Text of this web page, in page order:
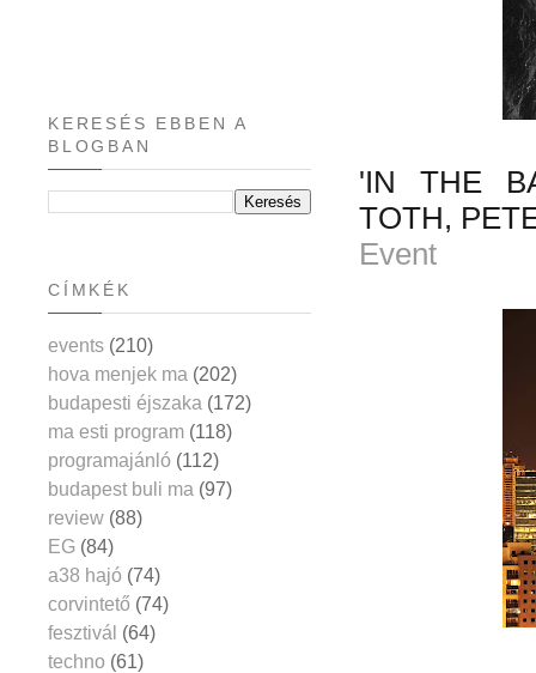
'IN THE
TOTH,
Event
KERESÉS EBBEN A
BLOGBAN
CÍMKÉK
events (210)
hova menjek ma (202)
budapesti éjszaka (172)
ma esti program (118)
programajánló (112)
budapest buli ma (97)
review (88)
EG (84)
a38 hajó (74)
corvintető (74)
fesztivál (64)
techno (61)